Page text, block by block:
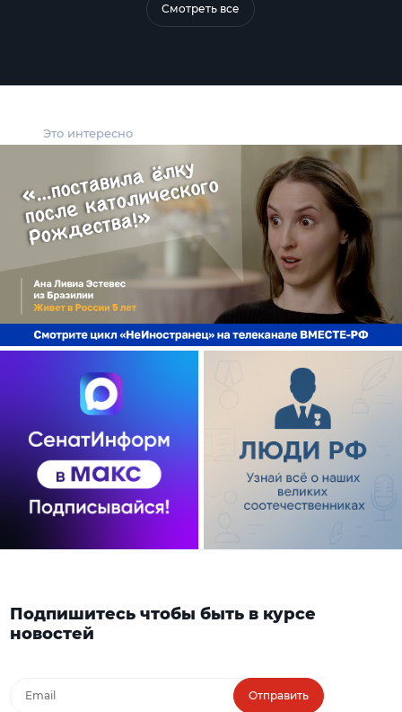
Это интересно
Смотреть все
Подпишитесь чтобы быть в курсе
новостей
Отправить